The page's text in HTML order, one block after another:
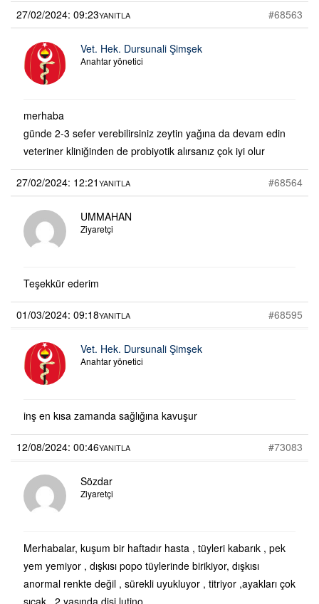
27/02/2024: 09:23 #68563
YANITLA
Vet. Hek. Dursunali Şimşek
Anahtar yönetici
merhaba
günde 2-3 sefer verebilirsiniz zeytin yağına da devam edin
veteriner kliniğinden de probiyotik alırsanız çok iyi olur
27/02/2024: 12:21 #68564
YANITLA
UMMAHAN
Ziyaretçi
Teşekkür ederim
01/03/2024: 09:18 #68595
YANITLA
Vet. Hek. Dursunali Şimşek
Anahtar yönetici
inş en kısa zamanda sağlığına kavuşur
12/08/2024: 00:46 #73083
YANITLA
Sözdar
Ziyaretçi
Merhabalar, kuşum bir haftadır hasta , tüyleri kabarık , pek
yem yemiyor , dışkısı popo tüylerinde birikiyor, dışkısı
anormal renkte değil , sürekli uyukluyor , titriyor ,ayakları çok
sıcak , 2 yaşında dişi lutino